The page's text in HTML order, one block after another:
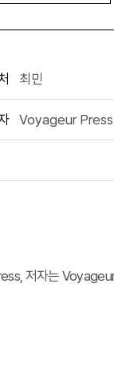
최민
Voyageur Press
저자는